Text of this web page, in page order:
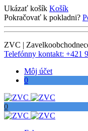
Ukázať košík Košík
Pokračovať k pokladni?
ZVC |
Telefónny kontakt: +421
Môj účet
0
0